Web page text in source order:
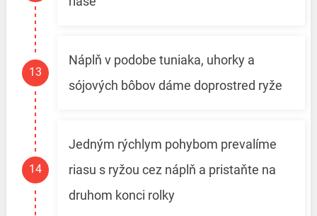
Náplň v podobe tuniaka, uhorky a
sójových bôbov dáme doprostred ryže
Jedným rýchlym pohybom prevalíme
riasu s ryžou cez náplň a pristaňte na
druhom konci rolky